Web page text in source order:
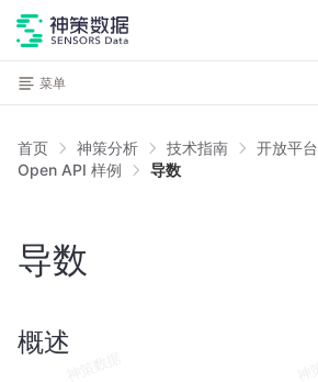
菜单
首页 神策分析 技术指南
开放平台
Open API 样例
导数
导数
概述